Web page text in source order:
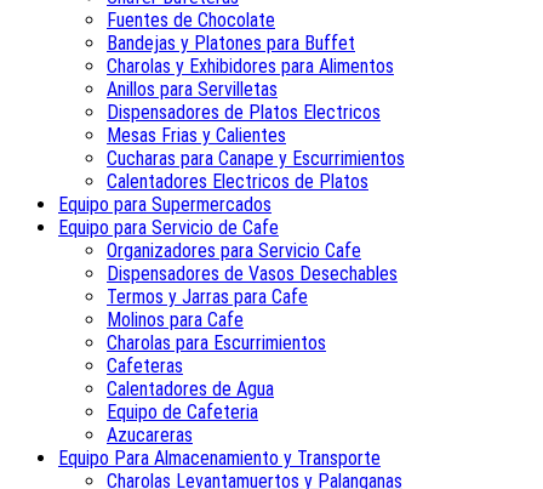
Fuentes de Chocolate
Bandejas y Platones para Buffet
Charolas y Exhibidores para Alimentos
Anillos para Servilletas
Dispensadores de Platos Electricos
Mesas Frias y Calientes
Cucharas para Canape y Escurrimientos
Calentadores Electricos de Platos
Equipo para Supermercados
Equipo para Servicio de Cafe
Organizadores para Servicio Cafe
Dispensadores de Vasos Desechables
Termos y Jarras para Cafe
Molinos para Cafe
Charolas para Escurrimientos
Cafeteras
Calentadores de Agua
Equipo de Cafeteria
Azucareras
Equipo Para Almacenamiento y Transporte
Charolas Levantamuertos y Palanganas